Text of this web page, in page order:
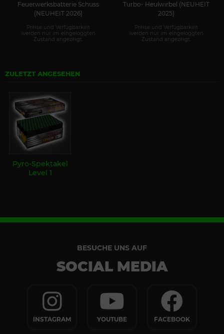
Feuerwerksbatterie Schuss
(NEUHEIT 2026)
Preise und Verfügbarkeit
werden nur im eingeloggten
Zustand angezeigt.
Turbo- Heulwirbel (NEUHEIT
2025)
Preise und Verfügbarkeit
werden nur im eingeloggten
Zustand angezeigt.
ZULETZT ANGESEHEN
Pyro-Spektakel
Level 1
BESUCHE UNS AUF
SOCIAL MEDIA
INSTAGRAM YOUTUBE FACEBOOK